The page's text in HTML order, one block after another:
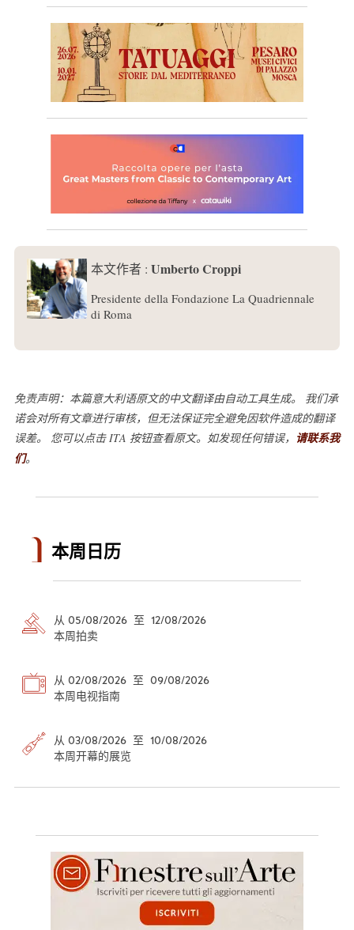
本文作者 : Umberto Croppi
Presidente della Fondazione La Quadriennale
di Roma
免责声明：本篇意大利语原文的中文翻译由自动工具生成。 我们承
诺会对所有文章进行审核，但无法保证完全避免因软件造成的翻译
误差。 您可以点击 ITA 按钮查看原文。如发现任何错误， 请联系我
们。
本周日历
从 05/08/2026 至 12/08/2026
本周拍卖
从 02/08/2026 至 09/08/2026
本周电视指南
从 03/08/2026 至 10/08/2026
本周开幕的展览